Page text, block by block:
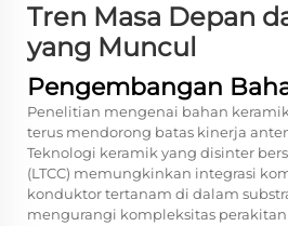
Tren Masa Depan
yang Muncul
Pengembangan
Penelitian mengenai bahan
terus mendorong batas kinerja
Teknologi keramik yang disinter
(LTCC) memungkinkan integrasi
konduktor tertanam di dalam
mengurangi kompleksitas